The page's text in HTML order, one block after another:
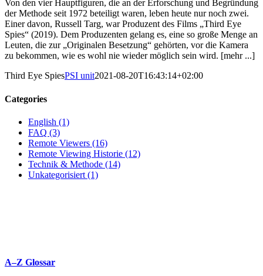
Von den vier Hauptfiguren, die an der Erforschung und Begründung
der Methode seit 1972 beteiligt waren, leben heute nur noch zwei.
Einer davon, Russell Targ, war Produzent des Films „Third Eye
Spies“ (2019). Dem Produzenten gelang es, eine so große Menge an
Leuten, die zur „Originalen Besetzung“ gehörten, vor die Kamera
zu bekommen, wie es wohl nie wieder möglich sein wird. [mehr ...]
Third Eye SpiesPSI unit2021-08-20T16:43:14+02:00
Categories
English (1)
FAQ (3)
Remote Viewers (16)
Remote Viewing Historie (12)
Technik & Methode (14)
Unkategorisiert (1)
A–Z Glossar